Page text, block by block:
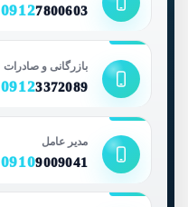
09127800603
بازرگانی و صادرات
09123372089
مدیر عامل
09109009041